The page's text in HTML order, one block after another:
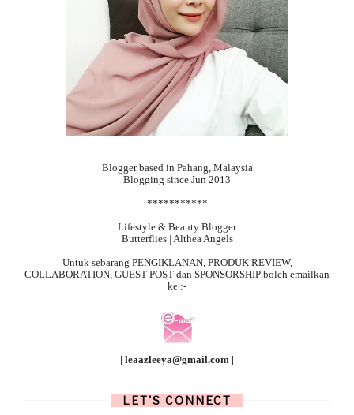
Blogger based in Pahang, Malaysia
Blogging since Jun 2013
***********
Lifestyle & Beauty Blogger
Butterflies | Althea Angels
Untuk sebarang PENGIKLANAN, PRODUK REVIEW,
COLLABORATION, GUEST POST dan SPONSORSHIP boleh emailkan
ke :-
| leaazleeya@gmail.com |
LET'S CONNECT